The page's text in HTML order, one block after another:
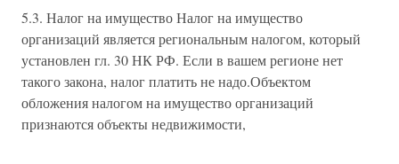
5.3. Налог на имущество Налог на имущество
организаций является региональным налогом, который
установлен гл. 30 НК РФ. Если в вашем регионе нет
такого закона, налог платить не надо.Объектом
обложения налогом на имущество организаций
признаются объекты недвижимости,